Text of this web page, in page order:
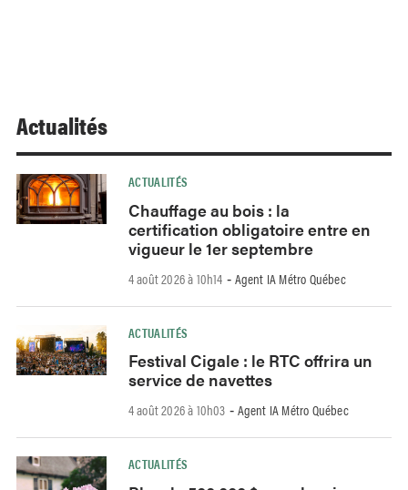
Actualités
ACTUALITÉS
Chauffage au bois : la
certification obligatoire entre en
vigueur le 1er septembre
4 août 2026 à 10h14 - Agent IA Métro Québec
ACTUALITÉS
Festival Cigale : le RTC offrira un
service de navettes
4 août 2026 à 10h03 - Agent IA Métro Québec
ACTUALITÉS